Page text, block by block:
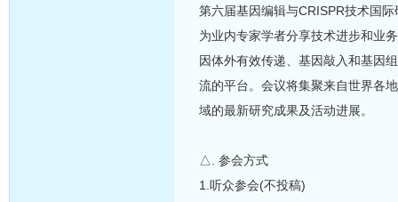
第六届基因编辑与CRISPR技术国
为业内专家学者分享技术进步和业
因体外有效传递、基因敲入和基因
流的平台。会议将集聚来自世界各
域的最新研究成果及活动进展。
△. 参会方式
1.听众参会(不投稿)